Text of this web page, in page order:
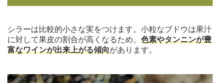
シラーは比較的小さな実をつけます。小粒なブドウは果汁
に対して果皮の割合が高くなるため、 色素やタンニンが豊
富なワインが出来上がる傾向があります。